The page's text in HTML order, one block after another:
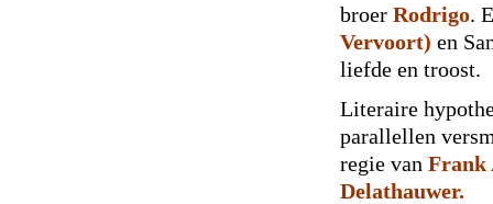
broer Rodrigo.
Vervoort) en
liefde en troost.
Literaire
parallellen
regie van Frank
Delathauwer.